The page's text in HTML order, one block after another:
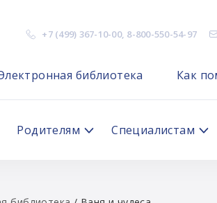
+7 (499) 367-10-00, 8-800-550-54-97
библиотека Как
Родителям Специалистам